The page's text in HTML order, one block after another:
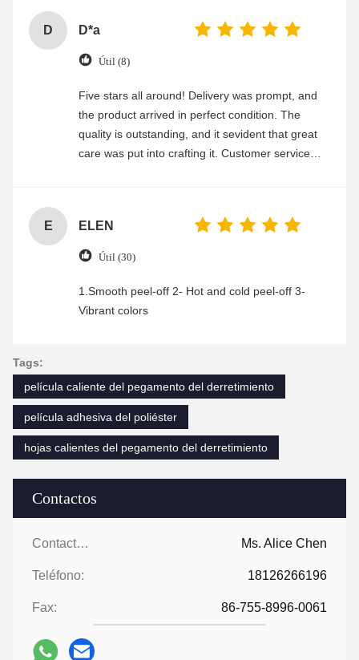
Contactos
Contactos: Ms. Alice Chen
Teléfono: 18126266196
Fax: 86-755-8996-0061
D D*a
Útil (8)
Five stars all around! Delivery was prompt, and
the product arrived in perfect condition. The
quality is outstanding, and it sevident that great
care was put into crafting it. Customer service
E ELEN
Útil (30)
1.Smooth peel-off 2- Hot and cold peel-off 3-
Vibrant colors
Tags:
película caliente del pegamento del derretimiento
película adhesiva del poliéster
hojas calientes del pegamento del derretimiento